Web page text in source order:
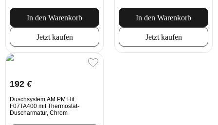
In den Warenkorb
Jetzt kaufen
In den Warenkorb
Jetzt kaufen
192 €
Duschsystem AM.PM Hit
F07TA400 mit Thermostat-
Duscharmatur, Chrom